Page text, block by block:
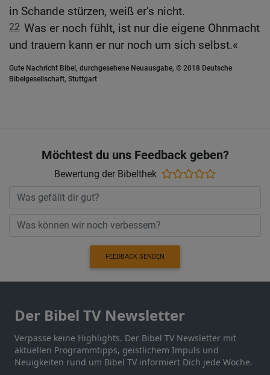
in Schande stürzen, weiß er’s nicht.
22 Was er noch fühlt, ist nur die eigene Ohnmacht
und trauern kann er nur noch um sich selbst.«
Gute Nachricht Bibel, durchgesehene Neuausgabe, © 2018 Deutsche
Bibelgesellschaft, Stuttgart
Möchtest du uns Feedback geben?
Bewertung der Bibelthek
FEEDBACK SENDEN
Der Bibel TV Newsletter
Verpasse keine Highlights. Der Bibel TV Newsletter mit
aktuellen Programmtipps, geistlichem Impuls und
Neuigkeiten rund um Bibel TV informiert Dich jede Woche.